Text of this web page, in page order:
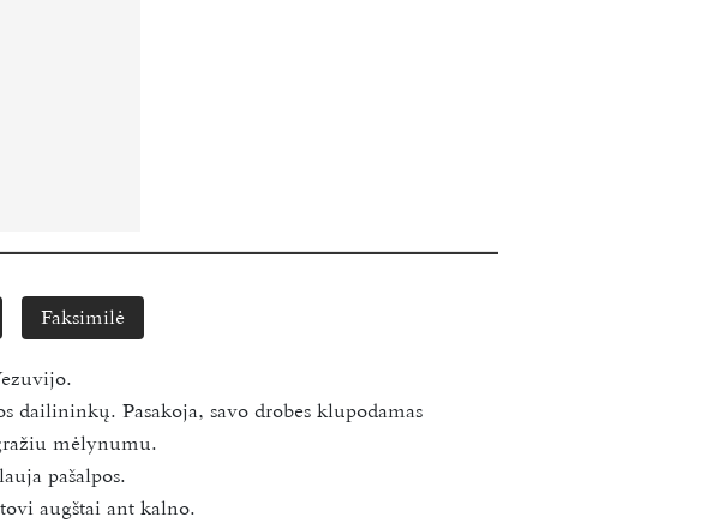
Faksimilė
dailininkų. Pasakoja, savo drobes klupodamas
mėlynumu.
pašalpos.
augštai ant kalno.